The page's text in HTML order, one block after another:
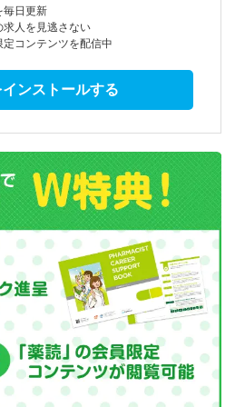
毎日更新
人を見逃さない
コンテンツを配信中
ンストールする